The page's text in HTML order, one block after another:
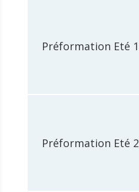
Préformation Eté 1
Préformation Eté 2